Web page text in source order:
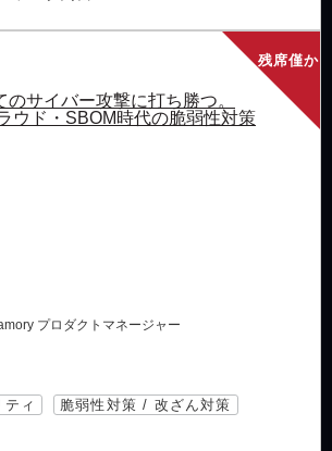
残席僅か
サイバー攻撃に打ち勝つ。
ウド・SBOM時代の脆弱性対策
プロダクトマネージャー
ィ
脆弱性対策 / 改ざん対策